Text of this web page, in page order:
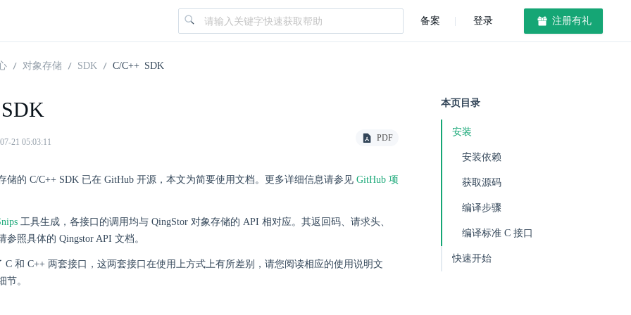
备案 登录 注册有礼
对象存储 SDK C/C++ SDK
21 05:03:11 PDF
储的 C/C++ SDK 已在 GitHub 开源，本文为简要使用文档。更多详细信息请参见 GitHub 项
工具生成，各接口的调用均与 QingStor 对象存储的 API 相对应。其返回码、请求头、
参照具体的 Qingstor API 文档。
C 和 C++ 两套接口，这两套接口在使用上方式上有所差别，请您阅读相应的使用说明文
节。
本页目录
安装
安装依赖
获取源码
编译步骤
编译标准 C 接口
快速开始